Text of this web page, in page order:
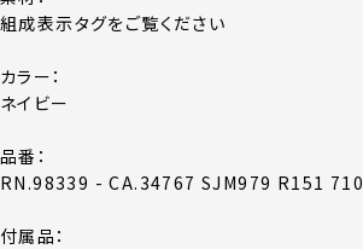
組成表示タグをご覧ください
カラー：
ネイビー
品番：
RN.98339 - CA.34767 SJM979 R151 710
付属品：